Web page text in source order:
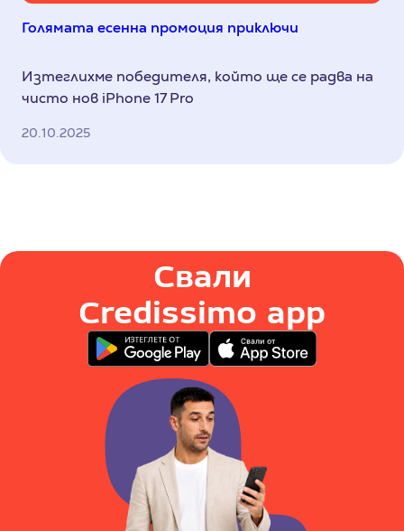
Голямата есенна промоция приключи
Изтеглихме победителя, който ще се радва на
чисто нов iPhone 17 Pro
20.10.2025
Свали
Credissimo app